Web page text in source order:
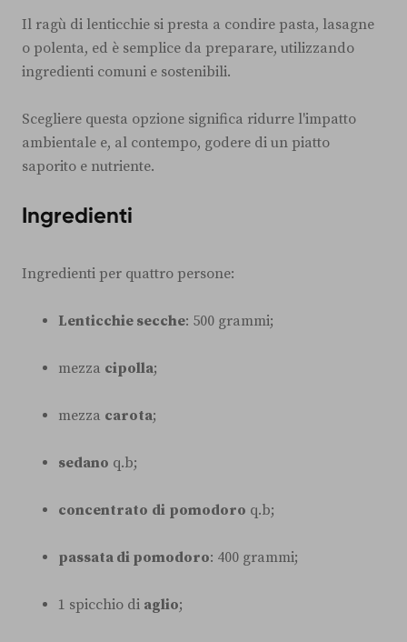
Il ragù di lenticchie si presta a condire pasta, lasagne
o polenta, ed è semplice da preparare, utilizzando
ingredienti comuni e sostenibili.
Scegliere questa opzione significa ridurre l'impatto
ambientale e, al contempo, godere di un piatto
saporito e nutriente.
Ingredienti
Ingredienti per quattro persone:
Lenticchie secche: 500 grammi;
mezza cipolla;
mezza carota;
sedano q.b;
concentrato di pomodoro q.b;
passata di pomodoro: 400 grammi;
1 spicchio di aglio;